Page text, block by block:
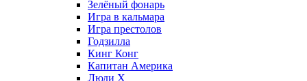
Зелёный фонарь
Игра в кальмара
Игра престолов
Годзилла
Кинг Конг
Капитан Америка
Люди X